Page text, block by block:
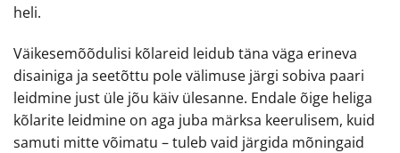
heli.
Väikesemõõdulisi kõlareid leidub täna väga erineva
disainiga ja seetõttu pole välimuse järgi sobiva paari
leidmine just üle jõu käiv ülesanne. Endale õige heliga
kõlarite leidmine on aga juba märksa keerulisem, kuid
samuti mitte võimatu – tuleb vaid järgida mõningaid